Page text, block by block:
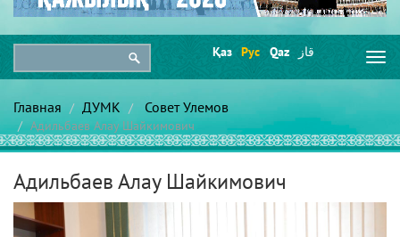
Қаз Рус Qaz قاز
Главная ДУМК Совет Улемов
Адильбаев Алау Шайкимович
Адильбаев Алау Шайкимович